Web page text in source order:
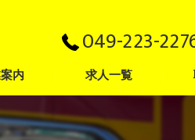
049-223-
内 求人一覧
採用Q&A